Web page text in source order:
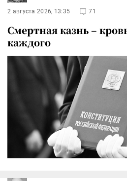
2 августа 2026, 13:35 71
Смертная казнь –
каждого